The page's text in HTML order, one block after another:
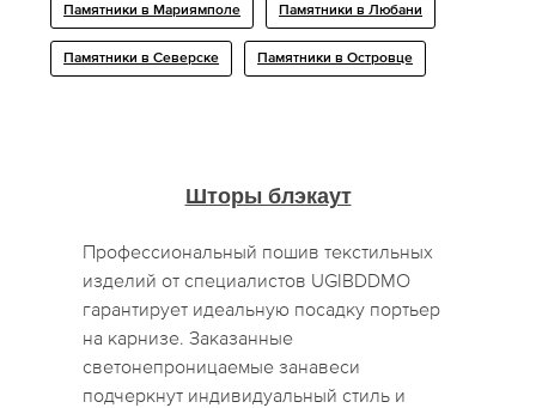
Памятники в Мариямполе Памятники в Любани
Памятники в Северске Памятники в Островце
Шторы блэкаут
Профессиональный пошив текстильных
изделий от специалистов UGIBDDMO
гарантирует идеальную посадку портьер
на карнизе. Заказанные
светонепроницаемые занавеси
подчеркнут индивидуальный стиль и